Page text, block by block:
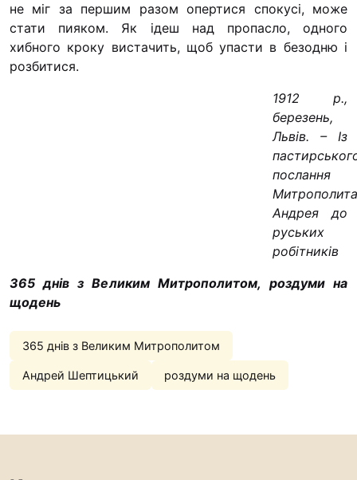
не міг за першим разом опертися спокусі, може
стати пи­яком. Як ідеш над пропасло, одного
хибного кроку ви­стачить, щоб упасти в безодню і
розбитися.
1912 р.,
березень,
Львів. – Із
послання
Митрополита
Андрея до
руських
робітників
365 днів з Великим Митрополитом, роздуми на
щодень
365 днів з Великим Митрополитом
Андрей Шептицький роздуми на щодень